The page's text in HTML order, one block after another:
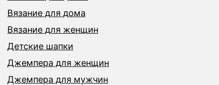
Вязание для дома
Вязание для женщин
Детские шапки
Джемпера для женщин
Джемпера для мужчин